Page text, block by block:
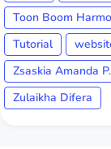
Toon Boom
Tutorial
Zsaskia Amanda
Zulaikha Difera